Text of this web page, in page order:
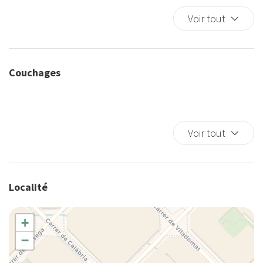
Canapé
Chauffage/climatiseur autonome
Cuisine complète
Douche
Eau chaude
Entrée privée
En ville
Voir tout
Couchages
Voir tout
Localité
+
−